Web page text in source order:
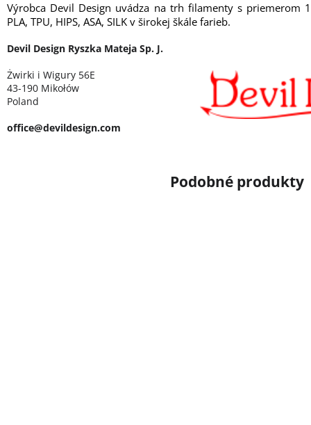
Výrobca Devil Design uvádza na trh filamenty s priemerom
PLA, TPU, HIPS, ASA, SILK v širokej škále farieb.
Devil Design Ryszka Mateja Sp. J.
Żwirki i Wigury 56E
43-190 Mikołów
Poland
office@devildesign.com